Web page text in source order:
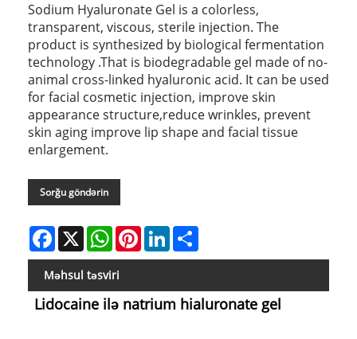
Sodium Hyaluronate Gel is a colorless,
transparent, viscous, sterile injection. The
product is synthesized by biological fermentation
technology .That is biodegradable gel made of no-
animal cross-linked hyaluronic acid. It can be used
for facial cosmetic injection, improve skin
appearance structure,reduce wrinkles, prevent
skin aging improve lip shape and facial tissue
enlargement.
Sorğu göndərin
Facebook
X WhatsAppPinterestLinkedIn
Məhsul təsviri
Lidocaine ilə natrium hialuronate gel